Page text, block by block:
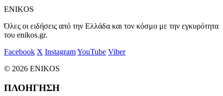
ENIKOS
Όλες οι ειδήσεις από την Ελλάδα και τον κόσμο με την εγκυρότητα
του enikos.gr.
Facebook X InstagramYouTube Viber
© 2026 ENIKOS
ΠΛΟΗΓΗΣΗ